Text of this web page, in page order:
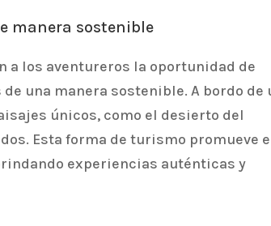
manera sostenible
a los aventureros la oportunidad de
una manera sostenible. A bordo de
únicos, como el desierto del
Esta forma de turismo promueve
experiencias auténticas y